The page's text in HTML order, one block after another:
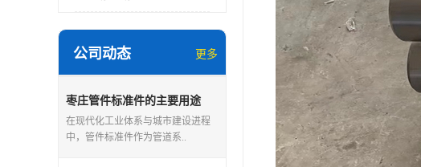
公司动态 更多
枣庄管件标准件的主要用途
在现代化工业体系与城市建设进程
中，管件标准件作为管道系..